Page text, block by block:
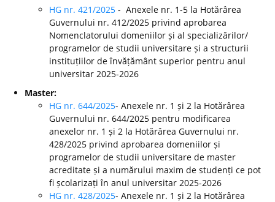
HG nr. 421/2025 - Anexele nr. 1-5 la Hotărârea
Guvernului nr. 412/2025 privind aprobarea
Nomenclatorului domeniilor și al specializărilor/
programelor de studii universitare și a structurii
instituțiilor de învățământ superior pentru anul
universitar 2025-2026
Master:
HG nr. 644/2025- Anexele nr. 1 și 2 la Hotărârea
Guvernului nr. 644/2025 pentru modificarea
anexelor nr. 1 și 2 la Hotărârea Guvernului nr.
428/2025 privind aprobarea domeniilor și
programelor de studii universitare de master
acreditate și a numărului maxim de studenți ce pot
fi școlarizați în anul universitar 2025-2026
HG nr. 428/2025- Anexele nr. 1 și 2 la Hotărârea